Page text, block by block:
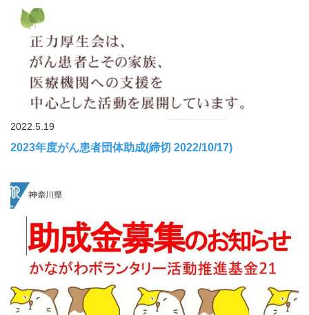
2022.5.19
2023年度がん患者団体助成(締切 2022/10/17)